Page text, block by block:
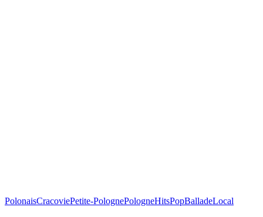
PolonaisCracoviePetite-PolognePologneHitsPopBalladeLocal